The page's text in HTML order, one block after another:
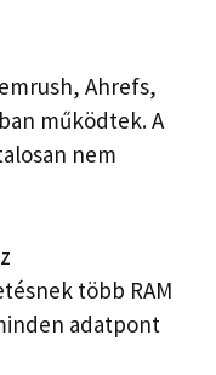
Ahrefs,
működtek. A
nem
több RAM
adatpont